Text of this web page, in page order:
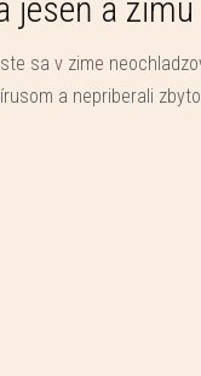
jeseň a zimu
sa v zime
a nepriberali